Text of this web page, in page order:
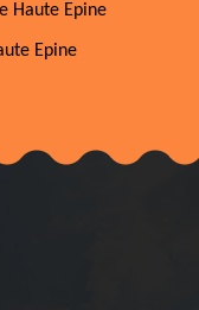
Haute Epine
Epine